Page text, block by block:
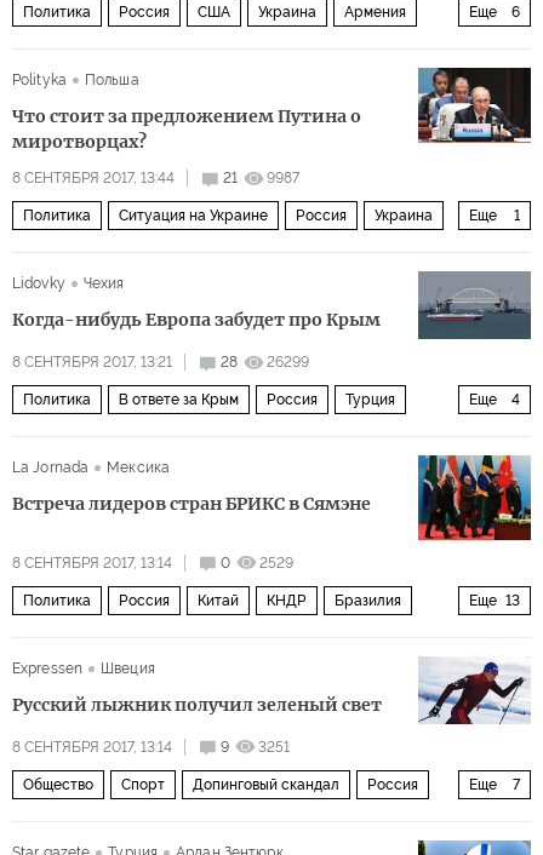
Еще 6
Политика Россия США Украина Армения
Нагорный Карабах и новая война?
Polityka Польша
Что стоит за предложением Путина о
миротворцах?
8 СЕНТЯБРЯ 2017, 13:44 21 9987
Еще 1
Политика Ситуация на Украине Россия Украина
Lidovky
Чехия
Когда-нибудь Европа забудет про Крым
8 СЕНТЯБРЯ 2017, 13:21 28 26299
Еще 4
Политика В ответе за Крым Россия Турция
La Jornada
Мексика
Встреча лидеров стран БРИКС в Сямэне
8 СЕНТЯБРЯ 2017, 13:14 0 2529
Еще 13
Политика Россия Китай КНДР Бразилия
Дональд Трамп
Expressen Швеция
Русский лыжник получил зеленый свет
8 СЕНТЯБРЯ 2017, 13:14 9 3251
Еще 7
Общество Спорт Допинговый скандал Россия